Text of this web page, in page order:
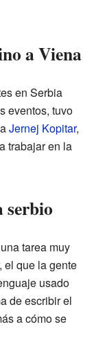
a Viena
en Serbia
eventos, tuvo
Jernej Kopitar,
trabajar en la
serbio
tarea muy
el que la gente
usado
de escribir el
a cómo se